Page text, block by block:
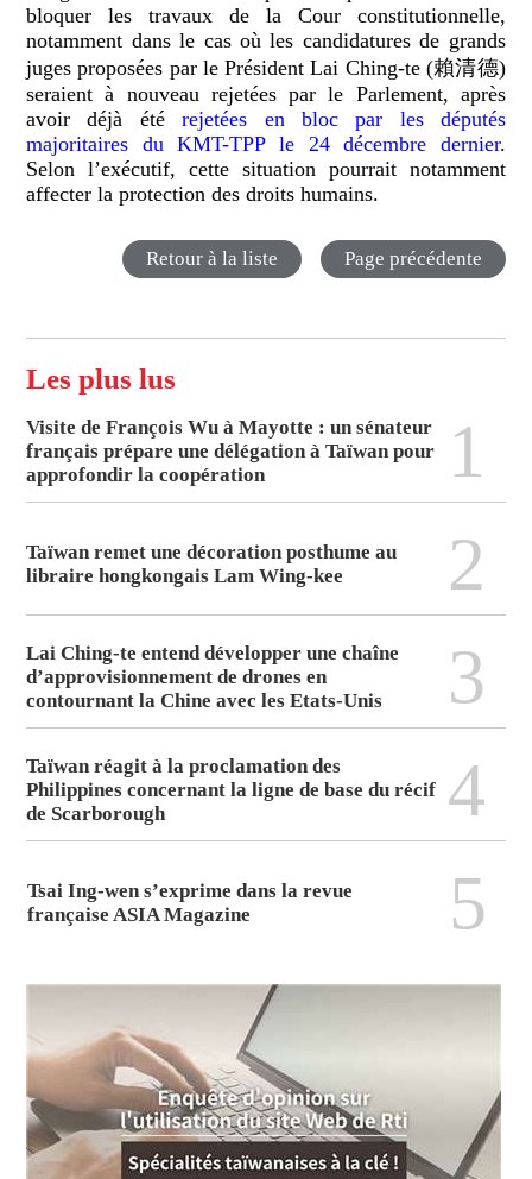
bloquer les travaux de la Cour constitutionnelle,
notamment dans le cas où les candidatures de grands
juges proposées par le Président Lai Ching-te (賴清德)
seraient à nouveau rejetées par le Parlement, après
avoir déjà été
rejetées en bloc par les députés
majoritaires du KMT-TPP le 24 décembre dernier.
Selon l’exécutif, cette situation pourrait notamment
affecter la protection des droits humains.
Retour à la liste Page précédente
Les plus lus
Visite de François Wu à Mayotte : un sénateur
français prépare une délégation à Taïwan pour
approfondir la coopération
1
Taïwan remet une décoration posthume au
libraire hongkongais Lam Wing-kee
2
Lai Ching-te entend développer une chaîne
d’approvisionnement de drones en
contournant la Chine avec les Etats-Unis
3
Taïwan réagit à la proclamation des
Philippines concernant la ligne de base du récif
de Scarborough
4
Tsai Ing-wen s’exprime dans la revue
française ASIA Magazine
5